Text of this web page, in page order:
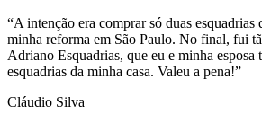
só duas esquadrias de madeira para a
Paulo. No final, fui tão bem atendido pela
eu e minha esposa trocamos todas as
Valeu a pena!”